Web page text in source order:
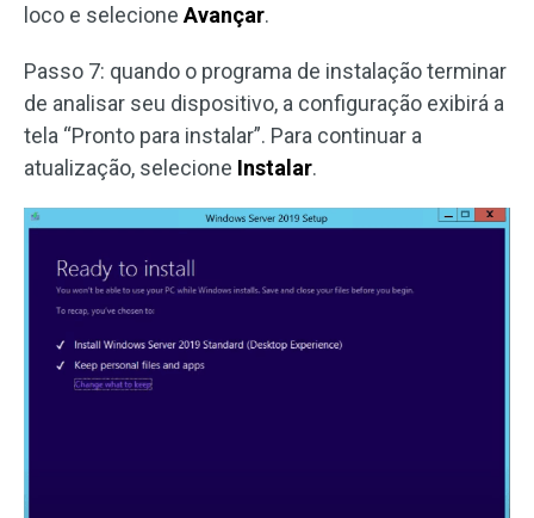
loco e selecione Avançar.
Passo 7: quando o programa de instalação terminar
de analisar seu dispositivo, a configuração exibirá a
tela “Pronto para instalar”. Para continuar a
atualização, selecione Instalar.